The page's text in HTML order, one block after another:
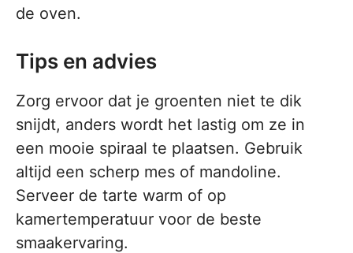
de oven.
Tips en advies
Zorg ervoor dat je groenten niet te dik
snijdt, anders wordt het lastig om ze in
een mooie spiraal te plaatsen. Gebruik
altijd een scherp mes of mandoline.
Serveer de tarte warm of op
kamertemperatuur voor de beste
smaakervaring.